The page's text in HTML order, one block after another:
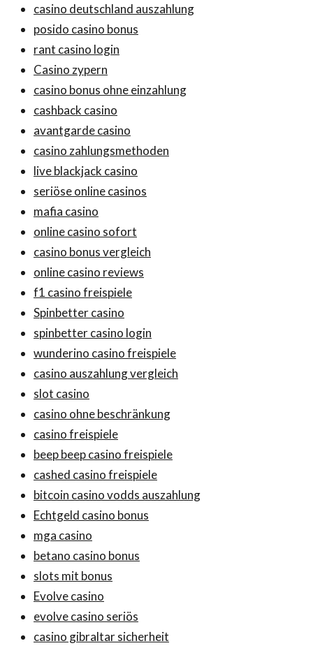
casino deutschland auszahlung
posido casino bonus
rant casino login
Casino zypern
casino bonus ohne einzahlung
cashback casino
avantgarde casino
casino zahlungsmethoden
live blackjack casino
seriöse online casinos
mafia casino
online casino sofort
casino bonus vergleich
online casino reviews
f1 casino freispiele
Spinbetter casino
spinbetter casino login
wunderino casino freispiele
casino auszahlung vergleich
slot casino
casino ohne beschränkung
casino freispiele
beep beep casino freispiele
cashed casino freispiele
bitcoin casino vodds auszahlung
Echtgeld casino bonus
mga casino
betano casino bonus
slots mit bonus
Evolve casino
evolve casino seriös
casino gibraltar sicherheit